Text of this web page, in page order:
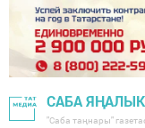
САБА
"Саба таңнары"